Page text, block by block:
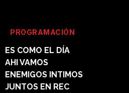
PROGRAMACIÓN
ES COMO EL DÍA
AHI VAMOS
ENEMIGOS INTIMOS
JUNTOS EN REC